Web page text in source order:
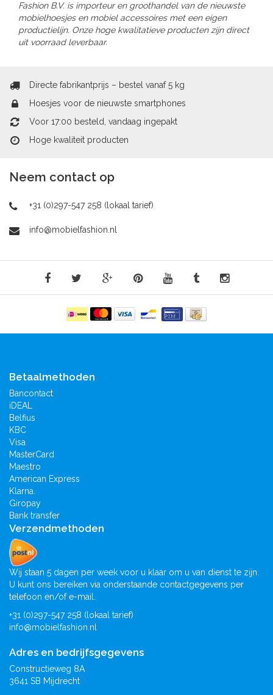
Fashion B.V. is importeur en groothandel van de nieuwste
mobielhoesjes en mobiel accessoires met een eigen
productielijn. Onze hoge kwalitatieve producten zijn direct
uit voorraad leverbaar.
Directe fabrikantprijs – bestel vanaf 5 kg
Hoesjes voor de nieuwste smartphones
Voor 17:00 besteld, vandaag ingepakt
Hoge kwaliteit producten
Neem contact op
+31 (0)297-547 258 (lokaal tarief)
info@mobielfashion.nl
Betaalmethoden
Bancontact
iDEAL
Belfius
KBC
Visa
MasterCard
Maestro
American Express
Klarna.
Giropay
Bank transfer
Verzendmethoden
Wij staan 5 dagen per week voor u klaar om u van dienst te zijn.
U kunt ons bereiken via onderstaande contactgegevens per
telefoon en/of e-mail.
+31 (0)297-547 258 (lokaal tarief)
info@mobielfashion.nl
Adres en bedrijfsgegevens
Constructieweg 8A
3641 SB Mijdrecht